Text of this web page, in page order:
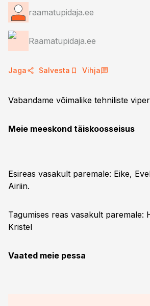
raamatupidaja.ee
Raamatupidaja.ee
Jaga Salvesta Vihja
Vabandame võimalike tehniliste
Meie meeskond täiskoosseisus
Esireas vasakult paremale: Eike,
Airiin.
Tagumises reas vasakult paremale:
Kristel
Vaated meie pessa